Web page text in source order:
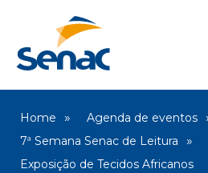
Home Agenda de eventos
7ª Semana Senac de Leitura
Exposição de Tecidos Africanos